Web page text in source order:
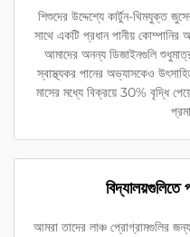
শিশুদের উদ্দেশ্যে কার্টুন-থিমযুক্ত
সাথে একটি প্রধান পানীয় কোম্পানির
আমাদের অনন্য ডিজাইনগুলি
স্বাস্থ্যকর পানের অভ্যাসকেও
মাসের মধ্যে বিক্রয়ে 30% বৃদ্ধি
বিদ্যালয়গুলিতে
আমরা তাদের লাঞ্চ প্রোগ্রামগুলির